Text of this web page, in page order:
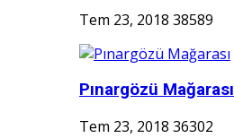
Tem 23, 2018 38589
Pınargözü Mağarası
Tem 23, 2018 36302